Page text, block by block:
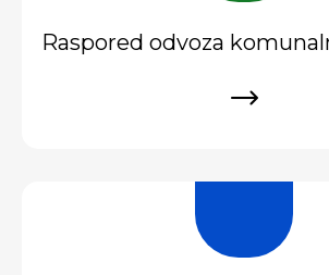
Raspored odvoza